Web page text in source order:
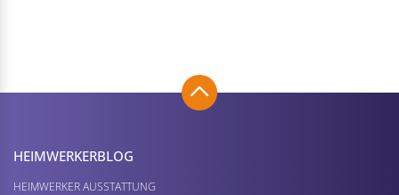
HEIMWERKER­BLOG
HEIMWERKER AUSSTATTUNG